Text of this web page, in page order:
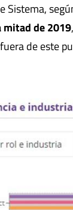
Sistema,
mitad de 2019
de este